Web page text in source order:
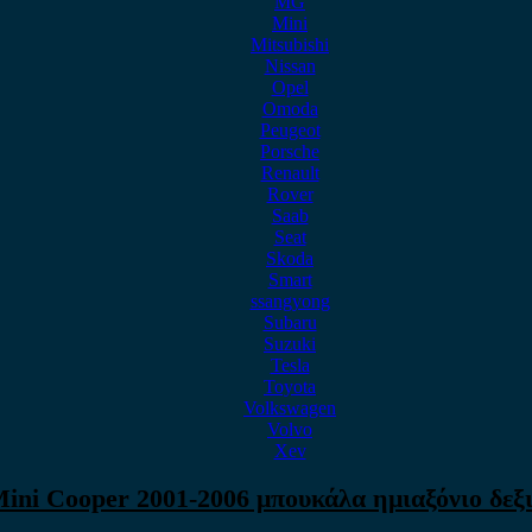
Mini
Mitsubishi
Nissan
Opel
Omoda
Peugeot
Porsche
Renault
Rover
Saab
Seat
Skoda
Smart
ssangyong
Subaru
Suzuki
Tesla
Toyota
Volkswagen
Volvo
Xev
Cooper 2001-2006 μπουκάλα ημιαξόνιο